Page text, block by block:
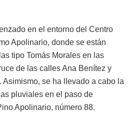
en el entorno del Centro
Apolinario, donde se están
tipo Tomás Morales en las
de las calles Ana Benítez y
Asimismo, se ha llevado a cabo la
pluviales en el paso de
Apolinario, número 88.